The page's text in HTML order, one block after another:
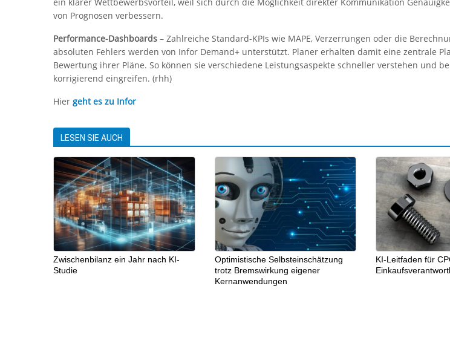
von Prognosen verbessern.
Performance-Dashboards – Zahlreiche Standard-KPIs wie MAPE, Verzerrungen oder die
absoluten Fehlers werden von Infor Demand+ unterstützt. Planer erhalten damit eine zentrale
Bewertung ihrer Pläne. So können sie verschiedene Leistungsaspekte schneller verstehen und
korrigierend eingreifen. (rhh)
Hier geht es zu Infor
LESEN SIE AUCH
Zwischenbilanz ein Jahr nach KI-
Studie
Optimistische Selbsteinschätzung
trotz Bremswirkung eigener
Kernanwendungen
KI-Leitfaden für